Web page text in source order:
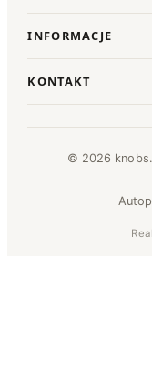
INFORMACJE
KONTAKT
© 2026